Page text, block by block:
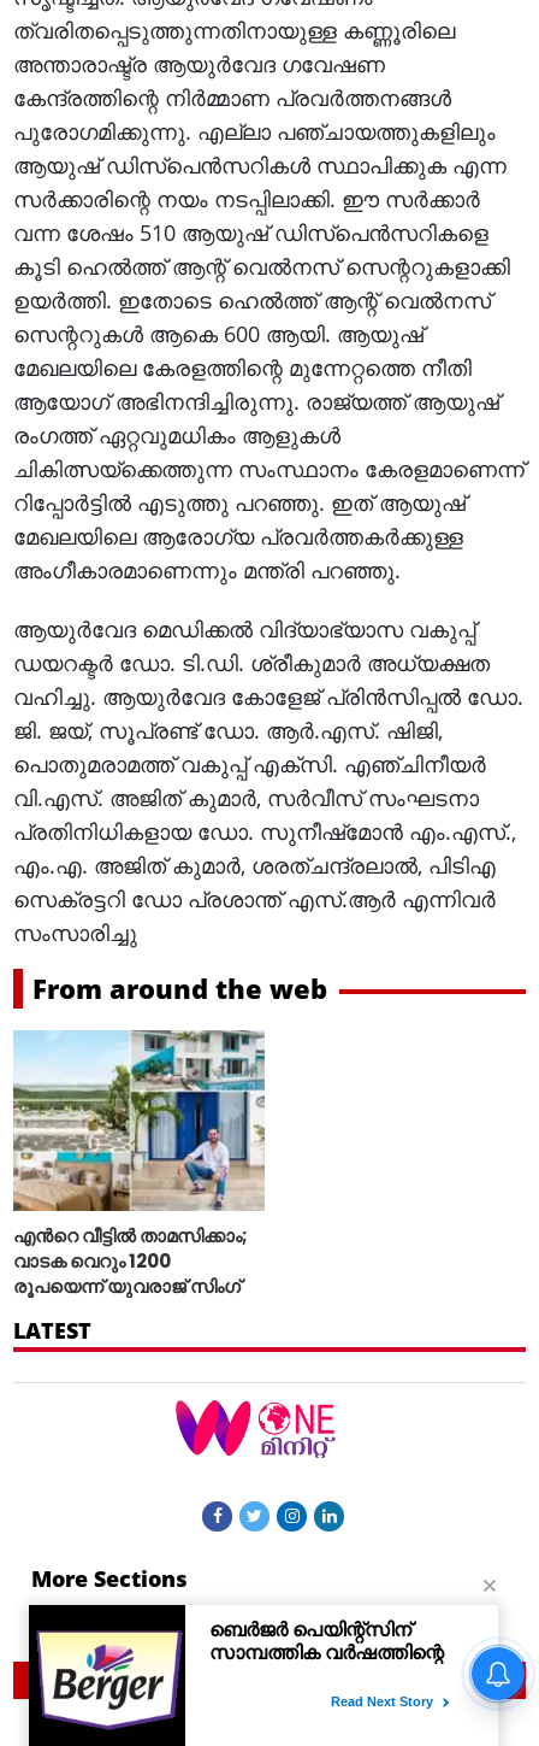
ത്വരിതപ്പെടുത്തുന്നതിനായുള്ള കണ്ണൂരിലെ
അന്താരാഷ്ട്ര ആയുര്‍വേദ ഗവേഷണ
കേന്ദ്രത്തിന്റെ നിര്‍മ്മാണ പ്രവര്‍ത്തനങ്ങള്‍
പുരോഗമിക്കുന്നു. എല്ലാ പഞ്ചായത്തുകളിലും
ആയുഷ് ഡിസ്‌പെന്‍സറികള്‍ സ്ഥാപിക്കുക എന്ന
സര്‍ക്കാരിന്റെ നയം നടപ്പിലാക്കി. ഈ സര്‍ക്കാര്‍
വന്ന ശേഷം 510 ആയുഷ് ഡിസ്‌പെന്‍സറികളെ
കൂടി ഹെല്‍ത്ത് ആന്റ് വെല്‍നസ് സെന്ററുകളാക്കി
ഉയര്‍ത്തി. ഇതോടെ ഹെല്‍ത്ത് ആന്റ് വെല്‍നസ്
സെന്ററുകള്‍ ആകെ 600 ആയി. ആയുഷ്
മേഖലയിലെ കേരളത്തിന്റെ മുന്നേറ്റത്തെ നീതി
ആയോഗ് അഭിനന്ദിച്ചിരുന്നു. രാജ്യത്ത് ആയുഷ്
രംഗത്ത് ഏറ്റവുമധികം ആളുകള്‍
ചികിത്സയ്‌ക്കെത്തുന്ന സംസ്ഥാനം കേരളമാണെന്ന്
റിപ്പോര്‍ട്ടില്‍ എടുത്തു പറഞ്ഞു. ഇത് ആയുഷ്
മേഖലയിലെ ആരോഗ്യ പ്രവര്‍ത്തകര്‍ക്കുള്ള
അംഗീകാരമാണെന്നും മന്ത്രി പറഞ്ഞു.
ആയുര്‍വേദ മെഡിക്കല്‍ വിദ്യാഭ്യാസ വകുപ്പ്
ഡയറക്ടര്‍ ഡോ. ടി.ഡി. ശ്രീകുമാര്‍ അധ്യക്ഷത
വഹിച്ചു. ആയുര്‍വേദ കോളേജ് പ്രിന്‍സിപ്പല്‍ ഡോ.
ജി. ജയ്, സൂപ്രണ്ട് ഡോ. ആര്‍.എസ്. ഷിജി,
പൊതുമരാമത്ത് വകുപ്പ് എക്‌സി. എഞ്ചിനീയര്‍
വി.എസ്. അജിത് കുമാര്‍, സര്‍വീസ് സംഘടനാ
പ്രതിനിധികളായ ഡോ. സുനീഷ്‌മോന്‍ എം.എസ്.,
എം.എ. അജിത് കുമാര്‍, ശരത്ചന്ദ്രലാല്‍, പിടിഎ
സെക്രട്ടറി ഡോ പ്രശാന്ത് എസ്.ആർ എന്നിവര്‍
സംസാരിച്ചു
From around the web
എന്‍റെ വീട്ടില്‍ താമസിക്കാം;
വാടക വെറും 1200
രൂപയെന്ന് യുവരാജ് സിംഗ്
LATEST
More Sections